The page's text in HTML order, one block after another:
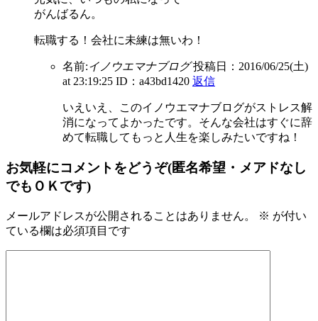
がんばるん。
転職する！会社に未練は無いわ！
名前:イノウエマナブログ 投稿日：2016/06/25(土)
at 23:19:25 ID：a43bd1420 返信
いえいえ、このイノウエマナブログがストレス解
消になってよかったです。そんな会社はすぐに辞
めて転職してもっと人生を楽しみたいですね！
お気軽にコメントをどうぞ(匿名希望・メアドなし
でもＯＫです)
メールアドレスが公開されることはありません。 ※ が付い
ている欄は必須項目です